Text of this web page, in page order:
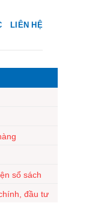
LIÊN HỆ
sổ sách
đầu tư